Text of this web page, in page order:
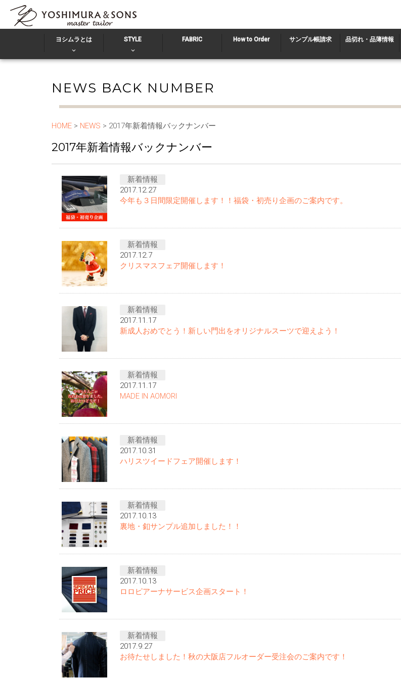
ヨシムラとは STYLE FABRIC How to Order サンプル帳請求 品切れ・品薄情報
NEWS BACK NUMBER
HOME > NEWS > 2017年新着情報バックナンバー
2017年新着情報バックナンバー
新着情報
2017.12.27
今年も３日間限定開催します！！福袋・初売り企画のご案内です。
新着情報
2017.12.7
クリスマスフェア開催します！
新着情報
2017.11.17
新成人おめでとう！新しい門出をオリジナルスーツで迎えよう！
新着情報
2017.11.17
MADE IN AOMORI
新着情報
2017.10.31
ハリスツイードフェア開催します！
新着情報
2017.10.13
裏地・釦サンプル追加しました！！
新着情報
2017.10.13
ロロピアーナサービス企画スタート！
新着情報
2017.9.27
お待たせしました！秋の大阪店フルオーダー受注会のご案内です！